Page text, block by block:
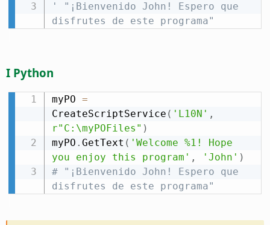
' "¡Bienvenido John! Espero que
disfrutes de este programa"
I Python
myPO =
CreateScriptService ( 'L10N' ,
r"C:\myPOFiles" )
myPO . GetText ( 'Welcome %1! Hope
you enjoy this program' , 'John' )
# "¡Bienvenido John! Espero que
disfrutes de este programa"